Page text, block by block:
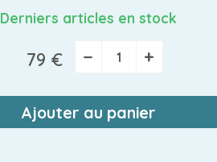
Derniers articles en stock
79 € − +
Ajouter au panier